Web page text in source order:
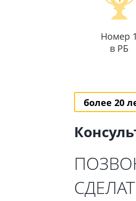
Номер 1
в РБ
более 20